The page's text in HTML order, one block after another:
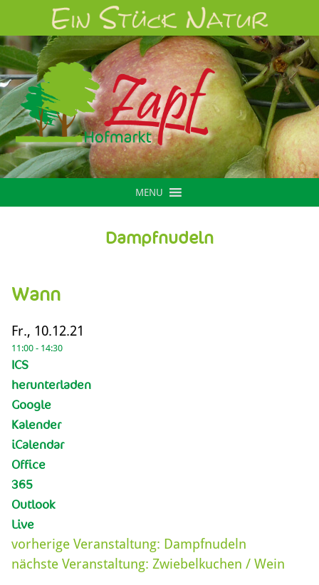
MENU
Dampfnudeln
Wann
Fr., 10.12.21
11:00 - 14:30
ICS
herunterladen
Google
Kalender
iCalendar
Office
365
Outlook
Live
vorherige Veranstaltung: Dampfnudeln
nächste Veranstaltung: Zwiebelkuchen / Wein